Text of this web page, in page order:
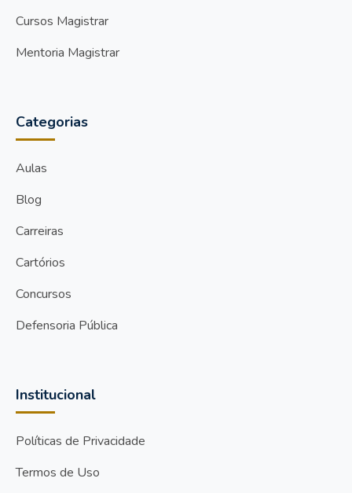
Cursos Magistrar
Mentoria Magistrar
Categorias
Aulas
Blog
Carreiras
Cartórios
Concursos
Defensoria Pública
Institucional
Políticas de Privacidade
Termos de Uso